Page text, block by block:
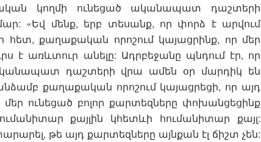
կողմի ունեցած ականապատ դաշտերի
«Եվ մենք, երբ տեսանք, որ փորձ է արվում
քաղաքական որոշում կայացրինք, որ մեր
է առևտուր անելը: Ադրբեջանը պնդում էր, որ
դաշտերի վրա ամեն օր մարդիկ են
քաղաքական որոշում կայացրեցի, որ այդ
ունեցած բոլոր քարտեզները փոխանցեցինք
քայլին կհետևի հումանիտար քայլ:
թե այդ քարտեզները այնքան էլ ճիշտ չեն: